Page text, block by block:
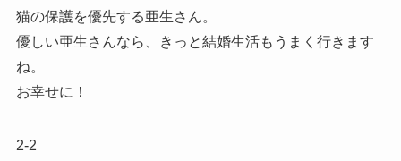
猫の保護を優先する亜生さん。
優しい亜生さんなら、きっと結婚生活もうまく行きます
ね。
お幸せに！
2-2